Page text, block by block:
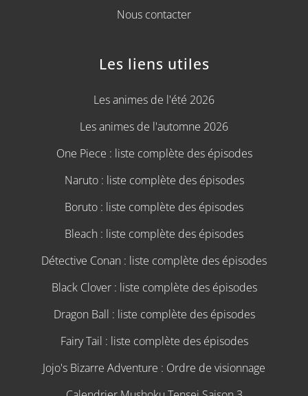
Nous contacter
Les liens utiles
Les animes de l'été 2026
Les animes de l'automne 2026
One Piece : liste complète des épisodes
Naruto : liste complète des épisodes
Boruto : liste complète des épisodes
Bleach : liste complète des épisodes
Détective Conan : liste complète des épisodes
Black Clover : liste complète des épisodes
Dragon Ball : liste complète des épisodes
Fairy Tail : liste complète des épisodes
Jojo's Bizarre Adventure : Ordre de visionnage